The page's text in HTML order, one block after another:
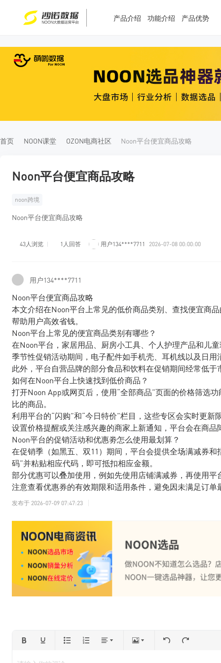
产品介绍 功能介绍 产品优势
首页 NOON课堂 OZON电商社区 Noon平台便宜商品攻略
Noon平台便宜商品攻略
noon跨境
Noon平台便宜商品攻略
43人浏览 1人回答 用户134****7711 2026-07-08 00:00:00
用户134****7711
Noon平台便宜商品攻略
本文介绍在Noon平台上常见的低价商品类别、查找便宜商
帮助用户高效省钱。
Noon平台上常见的便宜商品类别有哪些？
在Noon平台，家居用品、厨房小工具、个人护理产品和儿
季节性促销活动期间，电子配件如手机壳、耳机线以及日
此外，平台自营品牌的部分食品和饮料在促销期间经常低于
如何在Noon平台上快速找到低价商品？
打开Noon App或网页后，使用“全部商品”页面的价格筛选
比的商品。
利用平台的“闪购”和“今日特价”栏目，这些专区会实时更
设置价格提醒或关注感兴趣的商家上新通知，平台会在商
Noon平台的促销活动和优惠劵怎么使用最划算？
在促销季（如黑五、双11）期间，平台会提供全场满减券
码”并粘贴相应代码，即可抵扣相应金额。
部分优惠可以叠加使用，例如先使用店铺满减券，再使用
注意查看优惠券的有效期限和适用条件，避免因未满足订
发布于 2026-07-09 07:47:23